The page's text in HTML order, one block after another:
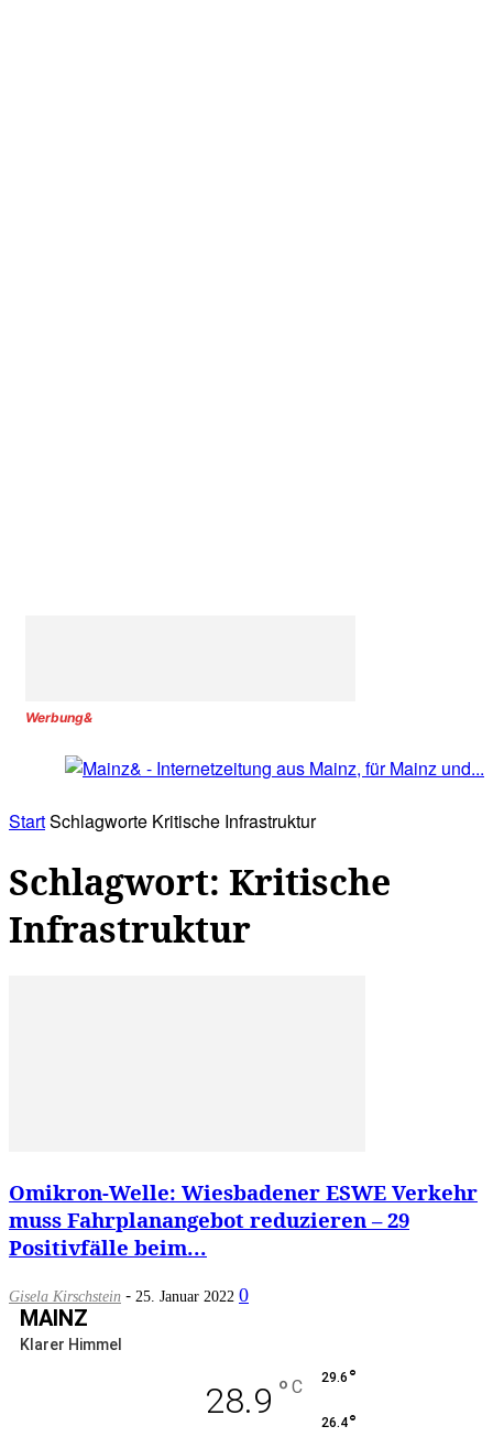
Werbung&
StartSchlagworte Kritische Infrastruktur
Schlagwort: Kritische
Infrastruktur
Omikron-Welle: Wiesbadener ESWE Verkehr
muss Fahrplanangebot reduzieren – 29
Positivfälle beim...
Gisela Kirschstein - 25. Januar 2022 0
MAINZ
Klarer Himmel
28.9 ° C 29.6 °
26.4°